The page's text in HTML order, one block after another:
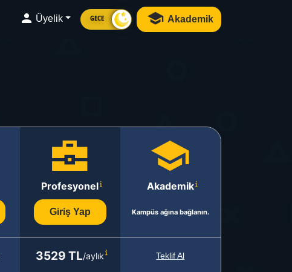
Üyelik GECE Akademik
Profesyonel
Giriş Yap
Akademik
Kampüs ağına bağlanın.
3529 TL/aylık Teklif Al